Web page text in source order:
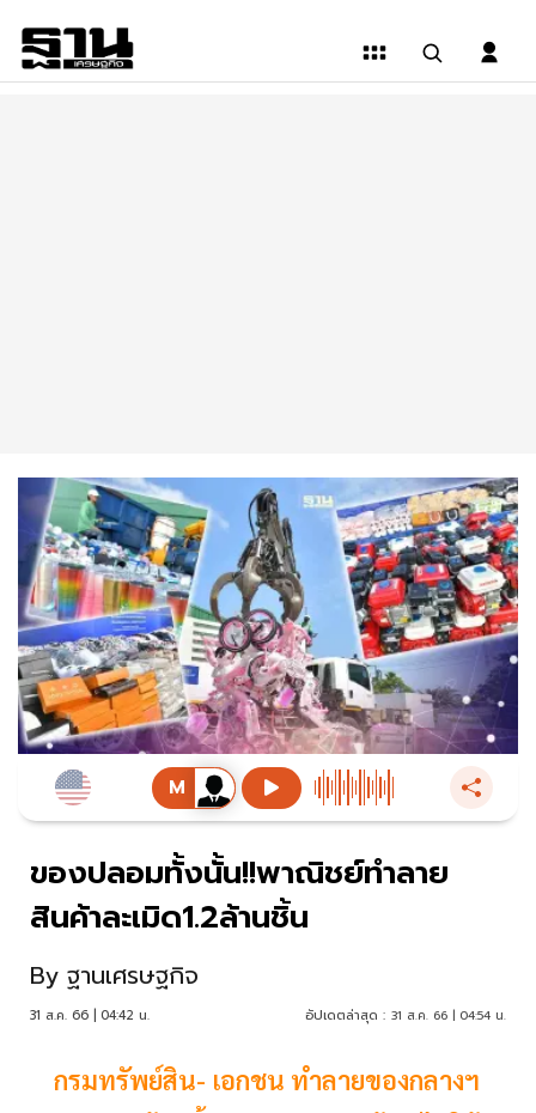
ของปลอมทั้งนั้น!!พาณิชย์ทำลาย
สินค้าละเมิด1.2ล้านชิ้น
By ฐานเศรษฐกิจ
31 ส.ค. 66 | 04:42 น. อัปเดตล่าสุด : 31 ส.ค. 66 | 04:54 น.
กรมทรัพย์สิน- เอกชน ทำลายของกลางฯ